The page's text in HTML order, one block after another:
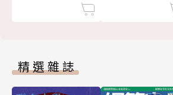
精選雜誌